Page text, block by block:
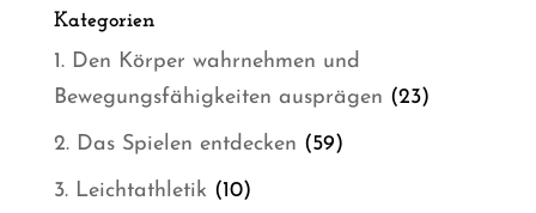
Kategorien
1. Den Körper wahrnehmen und
Bewegungsfähigkeiten ausprägen
2323
2. Das Spielen entdecken 5959
3. Leichtathletik 1010